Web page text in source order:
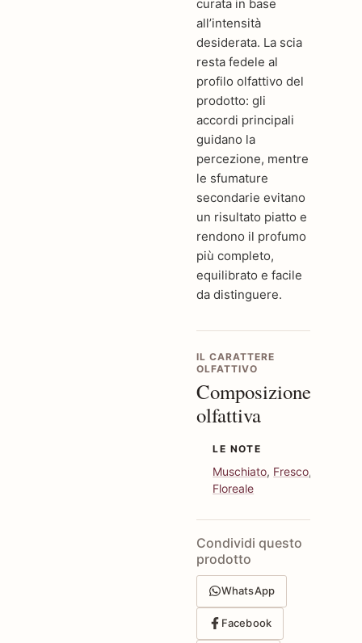
curata in base
all’intensità
desiderata. La scia
resta fedele al
profilo olfattivo del
prodotto: gli
accordi principali
guidano la
percezione, mentre
le sfumature
secondarie evitano
un risultato piatto e
rendono il profumo
più completo,
equilibrato e facile
da distinguere.
IL CARATTERE
OLFATTIVO
Composizione
olfattiva
LE NOTE
Muschiato, Fresco,
Floreale
Condividi questo
prodotto
WhatsApp
Facebook